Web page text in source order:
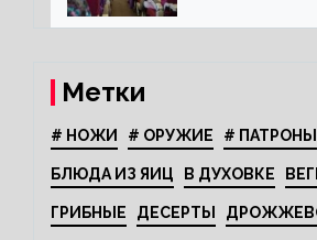
Метки
# НОЖИ # ОРУЖИЕ # ПАТРОНЫ
БЛЮДА ИЗ ЯИЦ В ДУХОВКЕ
ГРИБНЫЕ ДЕСЕРТЫ